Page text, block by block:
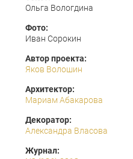
Ольга Вологдина
Фото:
Иван Сорокин
Автор проекта:
Яков Волошин
Архитектор:
Мариам Абакарова
Декоратор:
Александра Власова
Журнал: